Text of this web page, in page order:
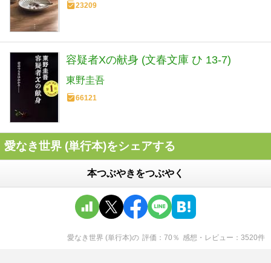
23209
容疑者Xの献身 (文春文庫 ひ 13-7)
東野圭吾
66121
愛なき世界 (単行本)をシェアする
本つぶやきをつぶやく
愛なき世界 (単行本)の 評価 70 ％ 感想・レビュー 3520件